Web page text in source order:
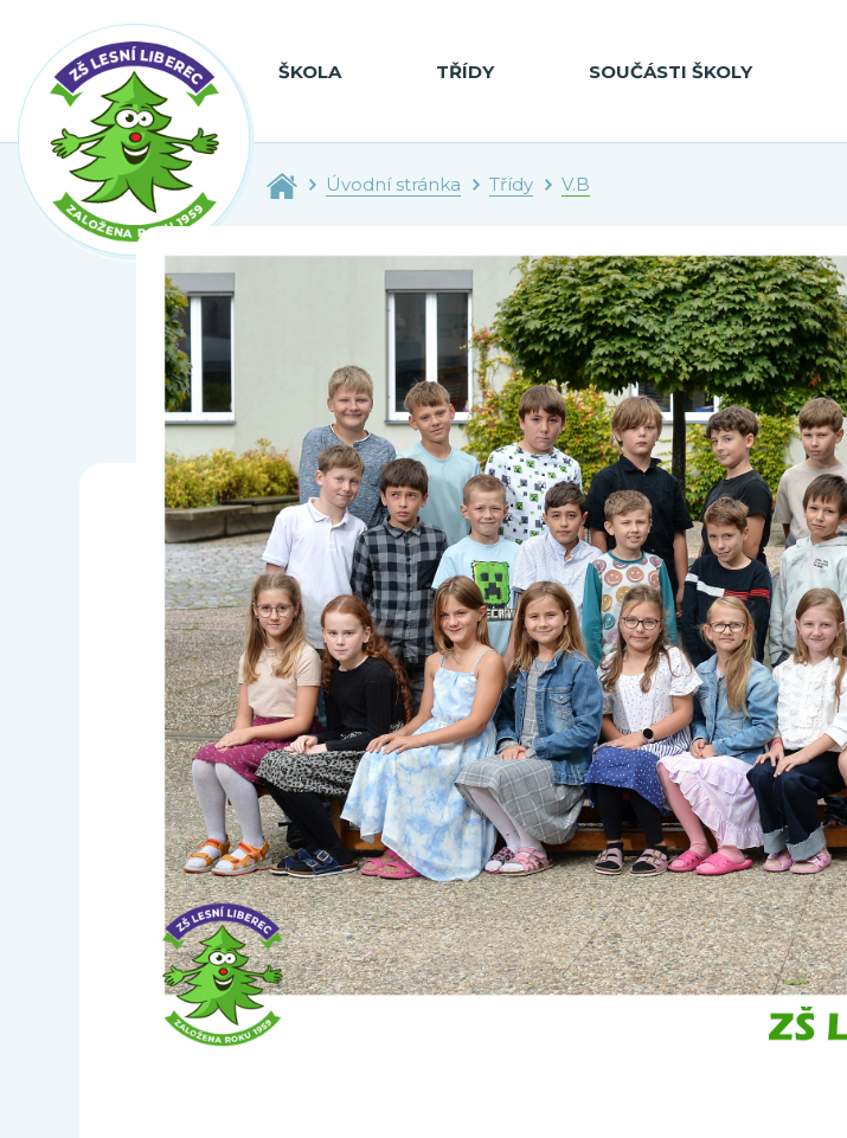
ŠKOLA TŘÍDY SOUČÁSTI ŠKOLY
Úvodní stránka Třídy V.B